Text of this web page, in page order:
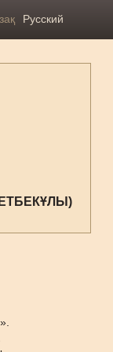
Русский